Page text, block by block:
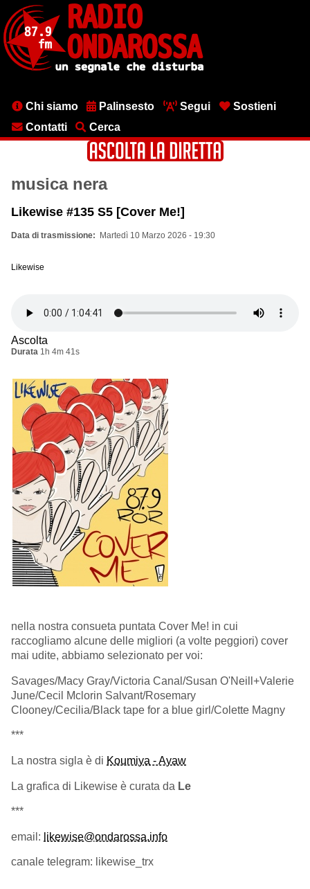
contenuto
principale
MenuChi siamo Palinsesto Segui
Sostieni
Contatti
Cerca
musica nera
Likewise #135 S5 [Cover Me!]
Data di trasmissione Martedì 10 Marzo 2026 - 19:30
Likewise
Ascolta
Durata 1h 4m 41s
nella nostra consueta puntata Cover Me! in cui
raccogliamo alcune delle migliori (a volte peggiori) cover
mai udite, abbiamo selezionato per voi:
Savages/Macy Gray/Victoria Canal/Susan O'Neill+Valerie
June/Cecil Mclorin Salvant/Rosemary
Clooney/Cecilia/Black tape for a blue girl/Colette Magny
***
La nostra sigla è di Koumiya - Ayaw
La grafica di Likewise è curata da Le
***
email: likewise@ondarossa.info
canale telegram: likewise_trx